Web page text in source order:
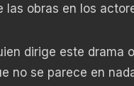
las obras en los
dirige este
no se parece en